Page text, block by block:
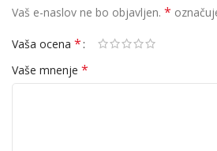
Velikost: 6,7 palcev, 110,2 cm2 (~86,8
zaslonom in telesom)
Resolucija: 1080 x 2340 slikovnih pik,
gostote)
Zaščita: Corning Gorilla Glass Victus+
Vaš e-naslov ne bo objavljen. *
Vaša ocena *
Vaše mnenje *